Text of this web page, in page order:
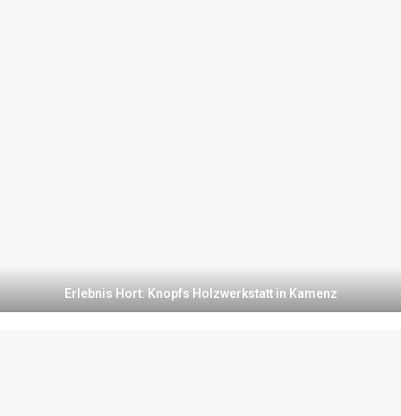
Erlebnis Hort: Knopfs Holzwerkstatt in Kamenz